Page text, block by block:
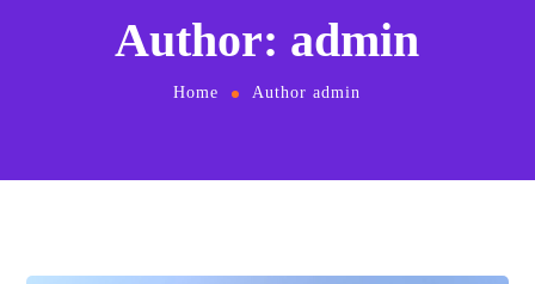
Author: admin
Home Author admin